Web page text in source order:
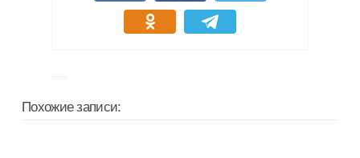
Похожие записи: